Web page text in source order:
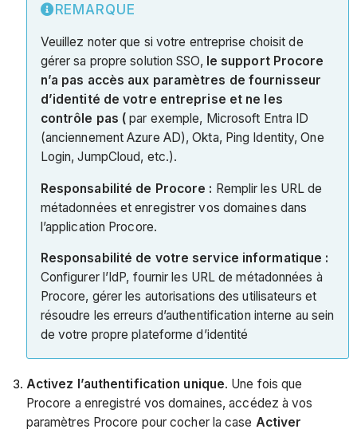
REMARQUE
Veuillez noter que si votre entreprise choisit de
gérer sa propre solution SSO, le support Procore
n’a pas accès aux paramètres de fournisseur
d’identité de votre entreprise et ne les
contrôle pas ( par exemple, Microsoft Entra ID
(anciennement Azure AD), Okta, Ping Identity, One
Login, JumpCloud, etc.).
Responsabilité de Procore : Remplir les URL de
métadonnées et enregistrer vos domaines dans
l’application Procore.
Responsabilité de votre service informatique :
Configurer l’IdP, fournir les URL de métadonnées à
Procore, gérer les autorisations des utilisateurs et
résoudre les erreurs d’authentification interne au sein
de votre propre plateforme d’identité
Activez l’authentification unique. Une fois que
Procore a enregistré vos domaines, accédez à vos
paramètres Procore pour cocher la case Activer